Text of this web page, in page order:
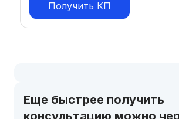
Получить КП
Еще быстрее получить
консультацию можно